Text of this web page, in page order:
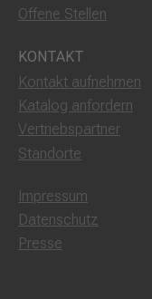
Offene Stellen
KONTAKT
Kontakt aufnehmen
Katalog anfordern
Vertriebspartner
Standorte
Impressum
Datenschutz
Presse